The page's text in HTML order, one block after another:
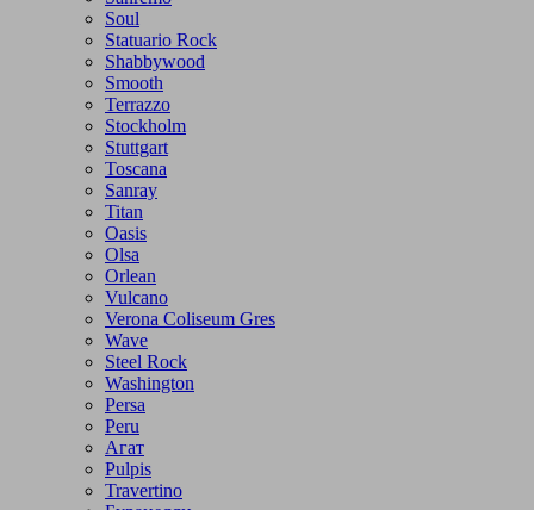
Soul
Statuario Rock
Shabbywood
Smooth
Terrazzo
Stockholm
Stuttgart
Toscana
Sanray
Titan
Oasis
Olsa
Orlean
Vulcano
Verona Coliseum Gres
Wave
Steel Rock
Washington
Persa
Peru
Агат
Pulpis
Travertino